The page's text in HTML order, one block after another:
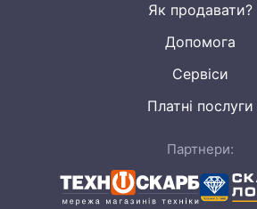
Як продавати?
Допомога
Сервіси
Платні послуги
Партнери: